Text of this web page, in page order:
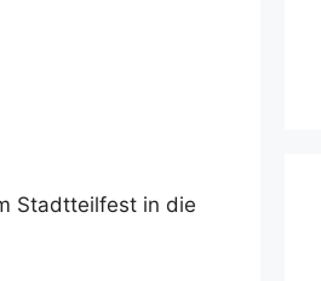
Stadtteilfest in die